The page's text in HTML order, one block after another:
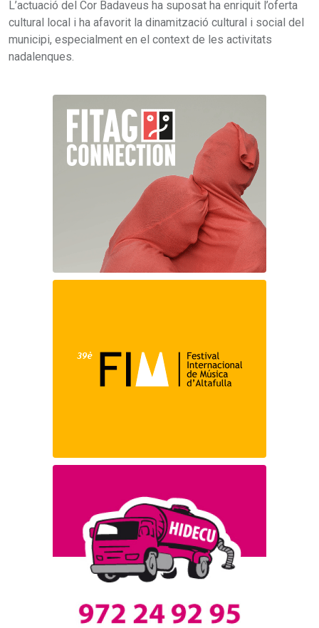
L’actuació del Cor Badaveus ha suposat ha enriquit l’oferta
cultural local i ha afavorit la dinamització cultural i social del
municipi, especialment en el context de les activitats
nadalenques.